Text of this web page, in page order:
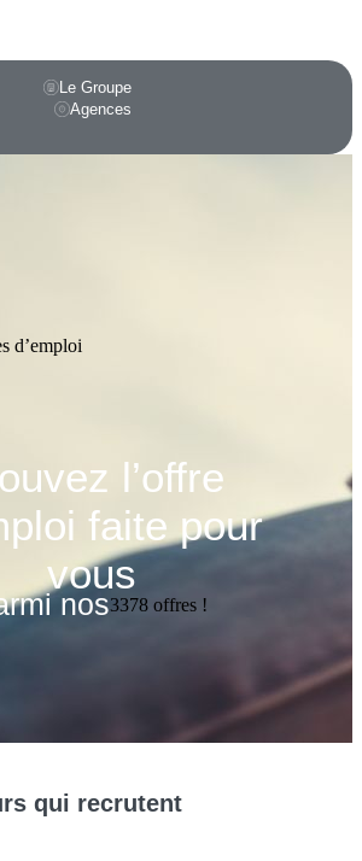
Le Groupe
Agences
d’emploi
l’offre
faite pour
vous
nos3378 offres !
qui recrutent